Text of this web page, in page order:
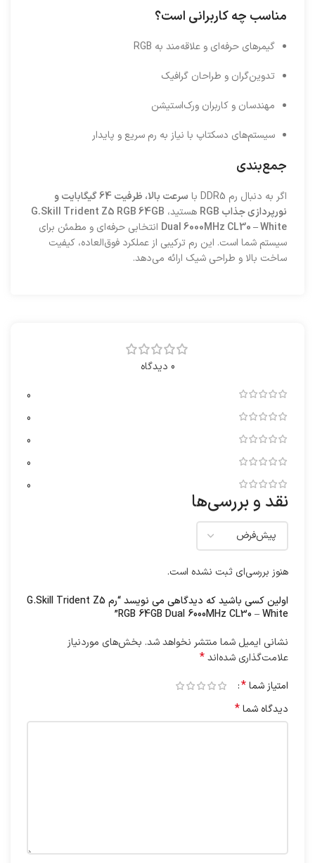
مناسب چه کاربرانی است؟
گیمرهای حرفه‌ای و علاقه‌مند به RGB
تدوین‌گران و طراحان گرافیک
مهندسان و کاربران ورک‌استیشن
سیستم‌های دسکتاپ با نیاز به رم سریع و پایدار
جمع‌بندی
اگر به دنبال رم DDR5 با
سرعت بالا، ظرفیت 64 گیگابایت و
نورپردازی جذاب RGB
هستید، G.Skill Trident Z5 RGB 64GB
Dual 6000MHz CL30 – White انتخابی حرفه‌ای و مطمئن برای
سیستم شما است. این رم ترکیبی از عملکرد فوق‌العاده، کیفیت
ساخت بالا و طراحی شیک ارائه می‌دهد.
0 دیدگاه
0
0
0
0
0
نقد و بررسی‌ها
هنوز بررسی‌ای ثبت نشده است.
اولین کسی باشید که دیدگاهی می نویسد “رم G.Skill Trident Z5
RGB 64GB Dual 6000MHz CL30 – White”
نشانی ایمیل شما منتشر نخواهد شد. بخش‌های موردنیاز
علامت‌گذاری شده‌اند*
امتیاز شما*
دیدگاه شما*